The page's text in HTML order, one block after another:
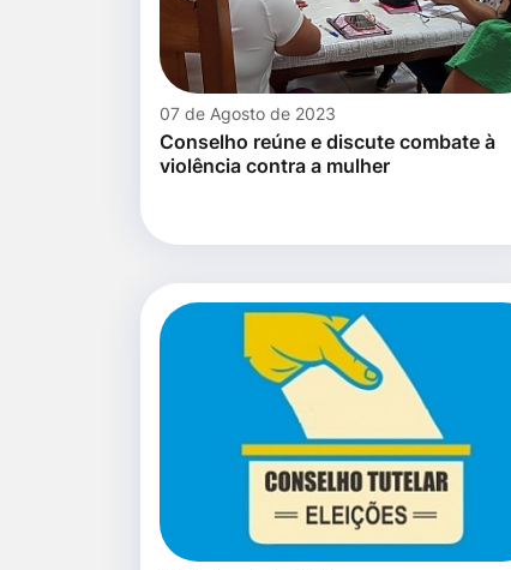
07 de Agosto de 2023
Conselho reúne e discute combate à
violência contra a mulher